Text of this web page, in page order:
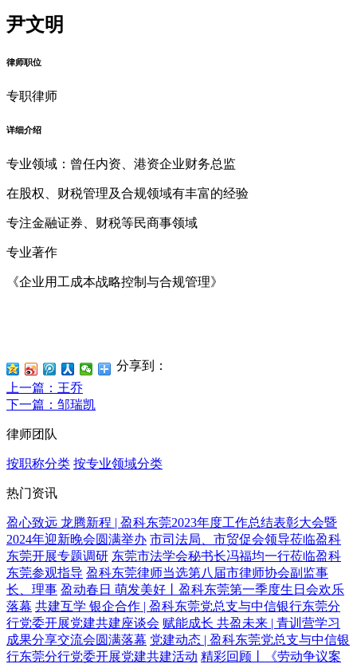
尹文明
律师职位
专职律师
详细介绍
专业领域：曾任内资、港资企业财务总监
在股权、财税管理及合规领域有丰富的经验
专注金融证券、财税等民商事领域
专业著作
《企业用工成本战略控制与合规管理》
分享到：
上一篇 ：王乔
下一篇 ：邹瑞凯
律师团队
按职称分类 按专业领域分类
热门资讯
盈心致远 龙腾新程 | 盈科东莞2023年度工作总结表彰大会暨
2024年迎新晚会圆满举办 市司法局、市贸促会领导莅临盈科
东莞开展专题调研 东莞市法学会秘书长冯福均一行莅临盈科
东莞参观指导 盈科东莞律师当选第八届市律师协会副监事
长、理事 盈动春日 萌发美好丨盈科东莞第一季度生日会欢乐
落幕 共建互学 银企合作 | 盈科东莞党总支与中信银行东莞分
行党委开展党建共建座谈会 赋能成长 共盈未来 | 青训营学习
成果分享交流会圆满落幕 党建动态 | 盈科东莞党总支与中信银
行东莞分行党委开展党建共建活动 精彩回顾丨《劳动争议案